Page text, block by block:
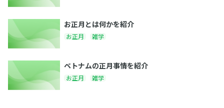
お正月とは何かを紹介
お正月 雑学
ベトナムの正月事情を紹介
お正月 雑学